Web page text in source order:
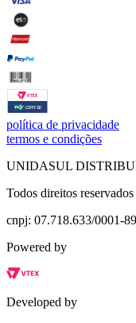
política de privacidade
termos e condições
UNIDASUL
Todos direitos reservados
cnpj: 07.718.633/0001-89
Powered by
Developed by